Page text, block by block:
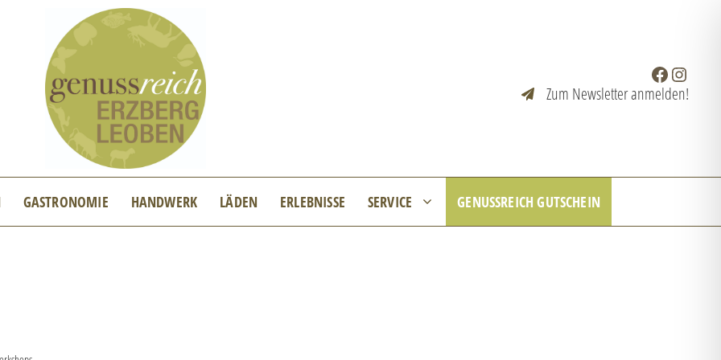
Facebook
Zum Newsletter anmelden!
GASTRONOMIE HANDWERK LÄDEN ERLEBNISSE SERVICE GENUSSREICH GUTSCHEIN